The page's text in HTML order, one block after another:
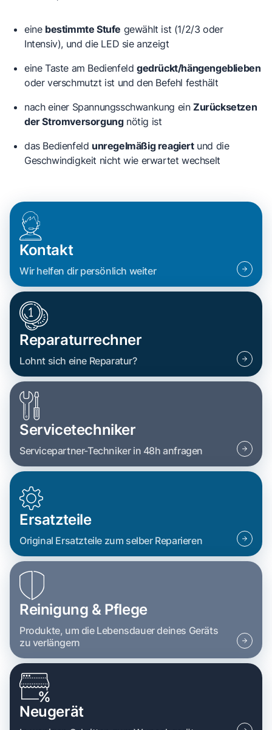
eine bestimmte Stufe gewählt ist (1/2/3 oder
Intensiv), und die LED sie anzeigt
eine Taste am Bedienfeld gedrückt/hängengeblieben
oder verschmutzt ist und den Befehl festhält
nach einer Spannungsschwankung ein Zurücksetzen
der Stromversorgungnötig ist
das Bedienfeld unregelmäßig reagiertund die
Geschwindigkeit nicht wie erwartet wechselt
Kontakt
Wir helfen dir persönlich weiter
Reparaturrechner
Lohnt sich eine Reparatur?
Servicetechniker
Servicepartner-Techniker in 48h anfragen
Ersatzteile
Original Ersatzteile zum selber Reparieren
Reinigung & Pflege
Produkte, um die Lebensdauer deines Geräts
zu verlängern
Neugerät